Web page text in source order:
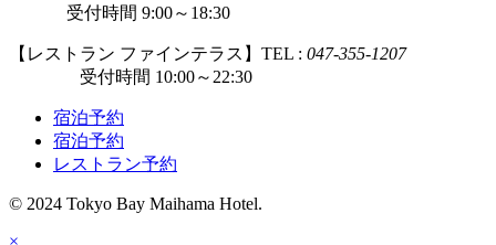
受付時間 9:00～18:30
【レストラン ファインテラス】TEL : 047-355-1207
受付時間 10:00～22:30
宿泊予約
宿泊予約
レストラン予約
© 2024 Tokyo Bay Maihama Hotel.
×